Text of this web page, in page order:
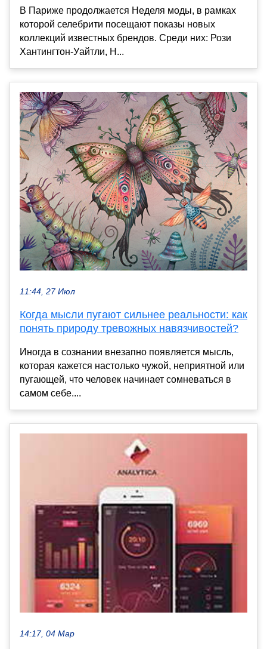
В Париже продолжается Неделя моды, в рамках
которой селебрити посещают показы новых
коллекций известных брендов. Среди них: Рози
Хантингтон-Уайтли, Н...
11:44, 27 Июл
Когда мысли пугают сильнее реальности: как
понять природу тревожных навязчивостей?
Иногда в сознании внезапно появляется мысль,
которая кажется настолько чужой, неприятной или
пугающей, что человек начинает сомневаться в
самом себе....
14:17, 04 Мар